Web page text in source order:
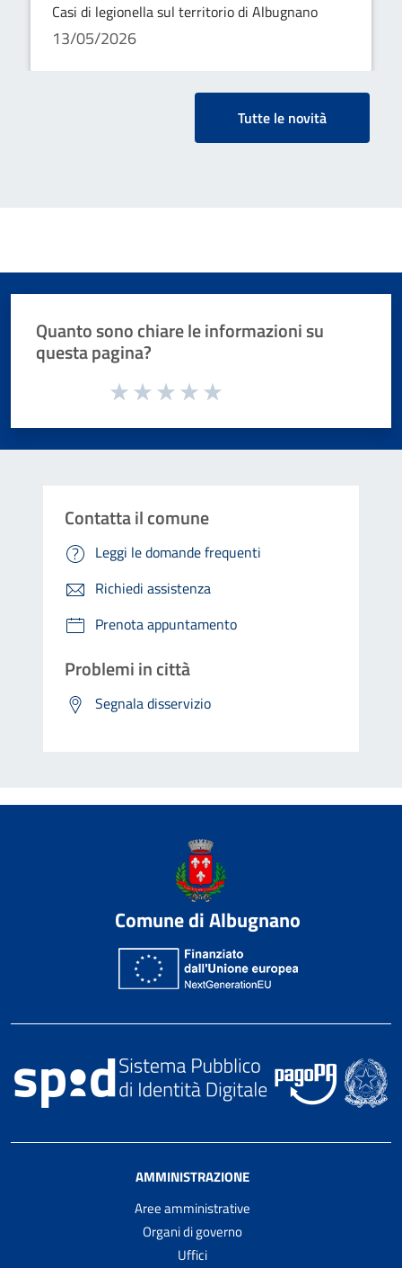
Casi di legionella sul territorio di Albugnano
13/05/2026
Tutte le novità
Quanto sono chiare le informazioni su
questa pagina?
Valuta da 1 a 5 stelle la pagina
Contatta il comune
Leggi le domande frequenti
Richiedi assistenza
Prenota appuntamento
Problemi in città
Segnala disservizio
Comune di Albugnano
AMMINISTRAZIONE
Aree amministrative
Organi di governo
Uffici